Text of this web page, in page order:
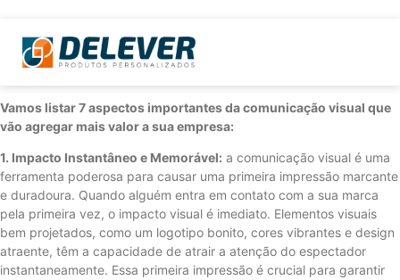
Vamos listar 7 aspectos importantes da comunicação visual que
vão agregar mais valor a sua empresa:
1. Impacto Instantâneo e Memorável: a comunicação visual é uma
ferramenta poderosa para causar uma primeira impressão marcante
e duradoura. Quando alguém entra em contato com a sua marca
pela primeira vez, o impacto visual é imediato. Elementos visuais
bem projetados, como um logotipo bonito, cores vibrantes e design
atraente, têm a capacidade de atrair a atenção do espectador
instantaneamente. Essa primeira impressão é crucial para garantir